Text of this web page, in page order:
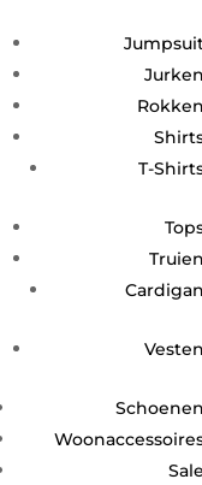
Jurken
Rokken
T-
Truien
Cardigan
Vesten
Schoenen
Sale
Email: